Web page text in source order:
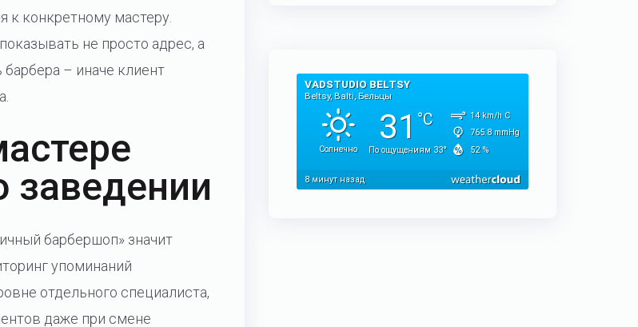
к конкретному мастеру.
не просто адрес, а
– иначе клиент
заведении
барбершоп» значит
упоминаний
отдельного специалиста,
даже при смене